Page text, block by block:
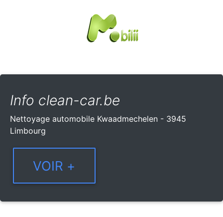
Info clean-car.be
Nettoyage automobile Kwaadmechelen - 3945
Limbourg